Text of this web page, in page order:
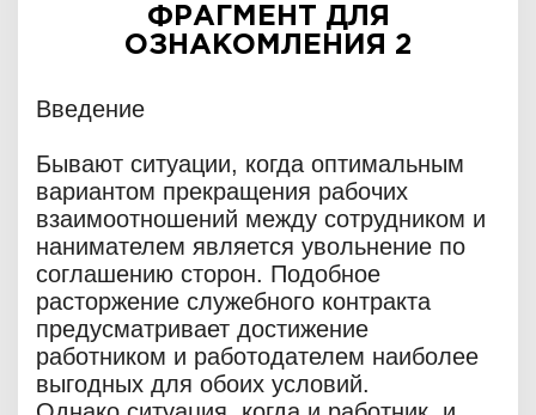
ФРАГМЕНТ ДЛЯ
ОЗНАКОМЛЕНИЯ 2
Введение
Бывают ситуации, когда оптимальным
вариантом прекращения рабочих
взаимоотношений между сотрудником и
нанимателем является увольнение по
соглашению сторон. Подобное
расторжение служебного контракта
предусматривает достижение
работником и работодателем наиболее
выгодных для обоих условий.